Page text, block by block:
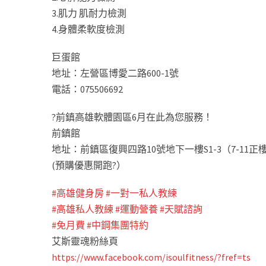
3.肌力 肌耐力檢測
4.身體柔軟度檢測
巨蛋館
地址：左營區博愛二路600-1號
電話：075506692
?前鎮高雄軟體園區6月在此為您服務！
前鎮館
地址：前鎮區復興四路10號地下一樓S1-3（7-11正
(預購優惠開跑?）
#高雄健身房#一對一私人教練
#高雄私人教練#運動營養#天賦諮詢
#免月費 #中鋼集團特約
艾斯靈魂粉絲頁
https://www.facebook.com/isoulfitness/?fref=ts